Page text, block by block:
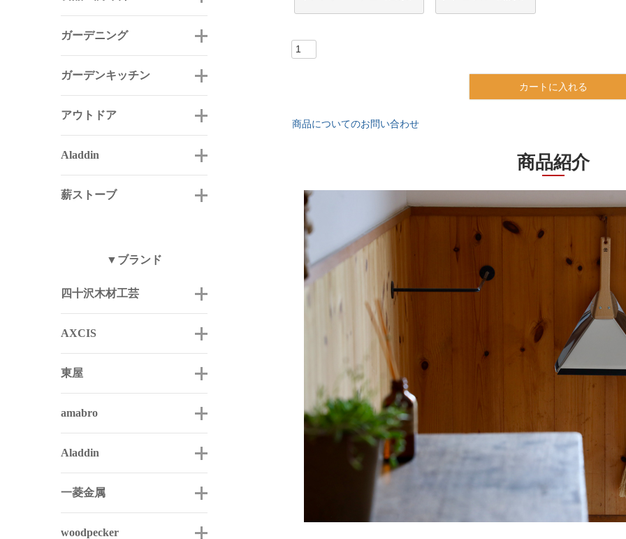
ガーデニング
ガーデンキッチン
アウトドア
Aladdin
薪ストーブ
▼ブランド
四十沢木材工芸
AXCIS
東屋
amabro
Aladdin
一菱金属
woodpecker
カートに入れる
商品についてのお問い合わせ
商品紹介